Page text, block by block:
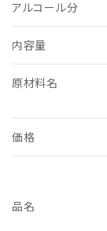
アルコール分
内容量
原材料名
価格
品名